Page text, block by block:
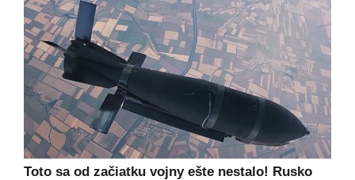
Toto sa od začiatku vojny ešte nestalo! Rusko